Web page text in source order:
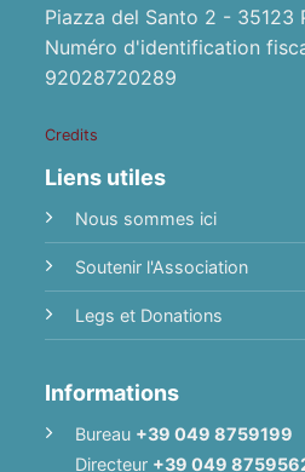
Piazza del Santo 2 - 35123
Numéro d'identification
92028720289
Credits
Liens utiles
Nous sommes ici
Soutenir l'Association
Legs et Donations
Informations
Bureau +39 049 8759199
Directeur +39 049